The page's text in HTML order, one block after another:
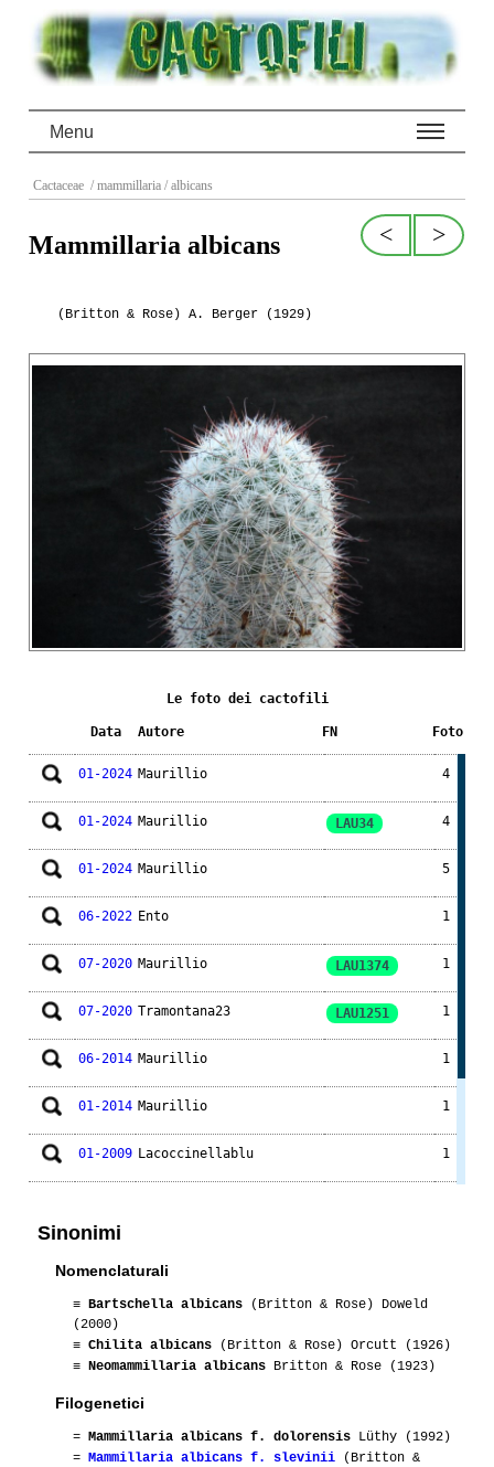
Menu
Cactaceae / mammillaria / albicans
>
<
Mammillaria albicans
(Britton & Rose) A. Berger (1929)
Le foto dei cactofili
Data Autore FN Foto
01-2024 Maurillio 4
01-2024 Maurillio LAU34 4
01-2024 Maurillio 5
06-2022 Ento 1
07-2020 Maurillio LAU1374 1
07-2020 Tramontana23 LAU1251 1
06-2014 Maurillio 1
01-2014 Maurillio 1
01-2009 Lacoccinellablu 1
08-2007 Cactus
Sinonimi
Nomenclaturali
≡ Bartschella albicans (Britton & Rose) Doweld
(2000)
≡ Chilita albicans (Britton & Rose) Orcutt (1926)
≡ Neomammillaria albicans Britton & Rose (1923)
Filogenetici
= Mammillaria albicans f. dolorensis Lüthy (1992)
= Mammillaria albicans f. slevinii (Britton &